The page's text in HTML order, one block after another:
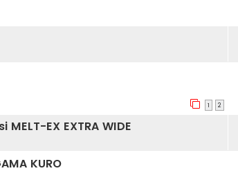
1 2
MELT-EX EXTRA WIDE
KURO